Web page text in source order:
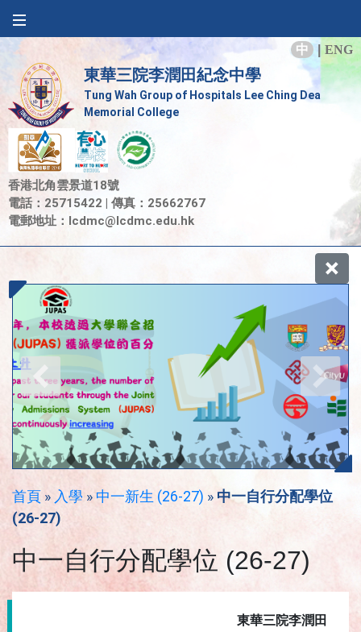
中 ENG
東華三院李潤田紀念中學
Tung Wah Group of Hospitals Lee Ching Dea
Memorial College
香港北角雲景道18號
電話：25715422 | 傳真：25662767
電郵地址： lcdmc@lcdmc.edu.hk
首頁 » 入學 »中一新生 (26-27) » 中一自行分配學位
(26-27)
中一自行分配學位 (26-27)
東華三院李潤田